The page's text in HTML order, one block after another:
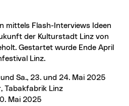
mittels Flash-Interviews Ideen
der Kulturstadt Linz von
Gestartet wurde Ende April
Linz.
Sa., 23. und 24. Mai 2025
Tabakfabrik Linz
Mai 2025